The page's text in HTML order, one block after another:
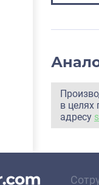
в целях
адресу